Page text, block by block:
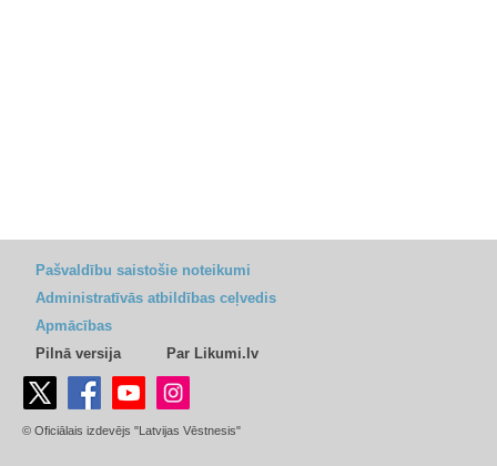
Pašvaldību saistošie noteikumi
Administratīvās atbildības ceļvedis
Apmācības
Pilnā versija
Par Likumi.lv
© Oficiālais izdevējs "Latvijas Vēstnesis"